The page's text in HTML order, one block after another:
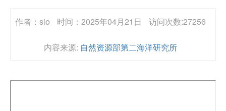
作者：sio 时间：2025年04月21日 访问次数:27256
内容来源: 自然资源部第二海洋研究所